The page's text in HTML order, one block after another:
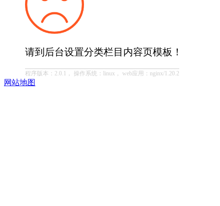
请到后台设置分类栏目内容页模板！
程序版本：2.0.1， 操作系统：linux， web应用：nginx/1.20.2
网站地图